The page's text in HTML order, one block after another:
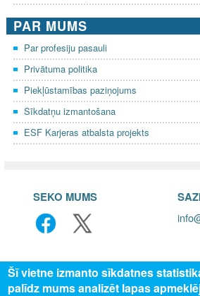
PAR MUMS
Par profesiju pasauli
Privātuma politika
Piekļūstamības paziņojums
Sīkdatņu izmantošana
ESF Karjeras atbalsta projekts
SEKO MUMS
Šī vietne izmanto sīkdatnes
palīdz mums analizēt lapas